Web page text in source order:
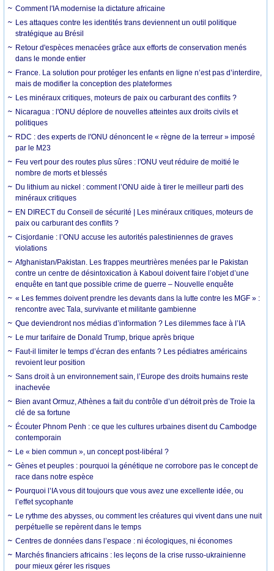
Comment l'IA modernise la dictature africaine
Les attaques contre les identités trans deviennent un outil politique
stratégique au Brésil
Retour d'espèces menacées grâce aux efforts de conservation menés
dans le monde entier
France. La solution pour protéger les enfants en ligne n’est pas d’interdire,
mais de modifier la conception des plateformes
Les minéraux critiques, moteurs de paix ou carburant des conflits ?
Nicaragua : l'ONU déplore de nouvelles atteintes aux droits civils et
politiques
RDC : des experts de l'ONU dénoncent le « règne de la terreur » imposé
par le M23
Feu vert pour des routes plus sûres : l'ONU veut réduire de moitié le
nombre de morts et blessés
Du lithium au nickel : comment l’ONU aide à tirer le meilleur parti des
minéraux critiques
EN DIRECT du Conseil de sécurité | Les minéraux critiques, moteurs de
paix ou carburant des conflits ?
Cisjordanie : l’ONU accuse les autorités palestiniennes de graves
violations
Afghanistan/Pakistan. Les frappes meurtrières menées par le Pakistan
contre un centre de désintoxication à Kaboul doivent faire l’objet d’une
enquête en tant que possible crime de guerre – Nouvelle enquête
« Les femmes doivent prendre les devants dans la lutte contre les MGF » :
rencontre avec Tala, survivante et militante gambienne
Que deviendront nos médias d’information ? Les dilemmes face à l’IA
Le mur tarifaire de Donald Trump, brique après brique
Faut-il limiter le temps d’écran des enfants ? Les pédiatres américains
revoient leur position
Sans droit à un environnement sain, l’Europe des droits humains reste
inachevée
Bien avant Ormuz, Athènes a fait du contrôle d’un détroit près de Troie la
clé de sa fortune
Écouter Phnom Penh : ce que les cultures urbaines disent du Cambodge
contemporain
Le « bien commun », un concept post-libéral ?
Gènes et peuples : pourquoi la génétique ne corrobore pas le concept de
race dans notre espèce
Pourquoi l’IA vous dit toujours que vous avez une excellente idée, ou
l’effet sycophante
Le rythme des abysses, ou comment les créatures qui vivent dans une nuit
perpétuelle se repèrent dans le temps
Centres de données dans l’espace : ni écologiques, ni économes
Marchés financiers africains : les leçons de la crise russo-ukrainienne
pour mieux gérer les risques